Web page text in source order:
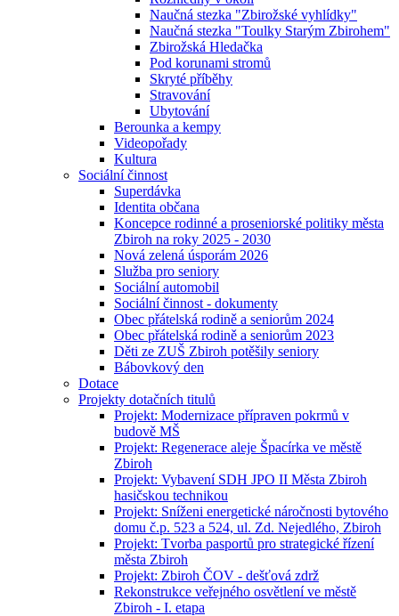
Naučná stezka "Zbirožské vyhlídky"
Naučná stezka "Toulky Starým Zbirohem"
Zbirožská Hledačka
Pod korunami stromů
Skryté příběhy
Stravování
Ubytování
Berounka a kempy
Videopořady
Kultura
Sociální činnost
Superdávka
Identita občana
Koncepce rodinné a proseniorské politiky města
Zbiroh na roky 2025 - 2030
Nová zelená úsporám 2026
Služba pro seniory
Sociální automobil
Sociální činnost - dokumenty
Obec přátelská rodině a seniorům 2024
Obec přátelská rodině a seniorům 2023
Děti ze ZUŠ Zbiroh potěšily seniory
Bábovkový den
Dotace
Projekty dotačních titulů
Projekt: Modernizace přípraven pokrmů v
budově MŠ
Projekt: Regenerace aleje Špacírka ve městě
Zbiroh
Projekt: Vybavení SDH JPO II Města Zbiroh
hasičskou technikou
Projekt: Sníženi energetické náročnosti bytového
domu č.p. 523 a 524, ul. Zd. Nejedlého, Zbiroh
Projekt: Tvorba pasportů pro strategické řízení
města Zbiroh
Projekt: Zbiroh ČOV - dešťová zdrž
Rekonstrukce veřejného osvětlení ve městě
Zbiroh - I. etapa